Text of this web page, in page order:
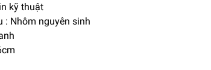
kỹ thuật
: Nhôm nguyên sinh